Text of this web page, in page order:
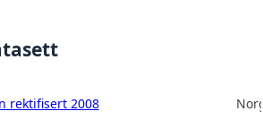
rektifisert 2008